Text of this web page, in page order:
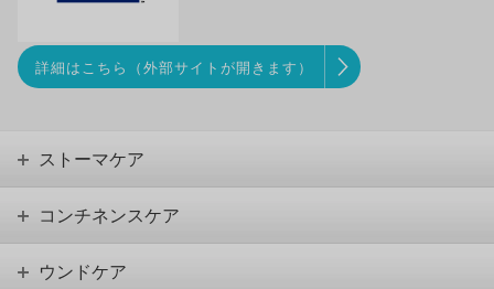
詳細はこちら（外部サイトが開きます）
ストーマケア
コンチネンスケア
ウンドケア